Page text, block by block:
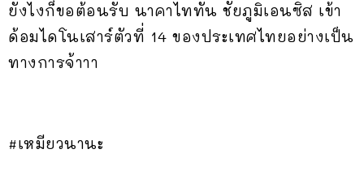
ยังไงก็ขอต้อนรับ นาคาไททัน ชัยภูมิเอนซิส เข้า
ด้อมไดโนเสาร์ตัวที่ 14 ของประเทศไทยอย่างเป็น
ทางการจ้าาา
#เหมียวนานะ